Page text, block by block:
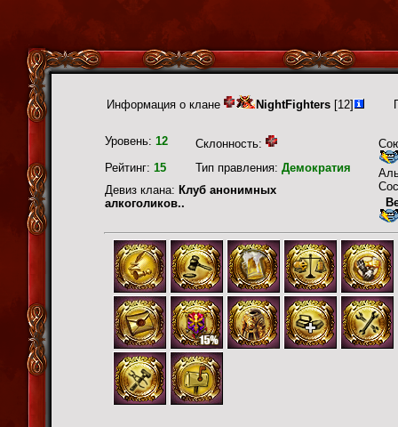
Информация о клане NightFighters [12]
Уровень: 12 Склонность:
Рейтинг: 15 Тип правления: Демократия
Девиз клана: Клуб анонимных
алкоголиков..